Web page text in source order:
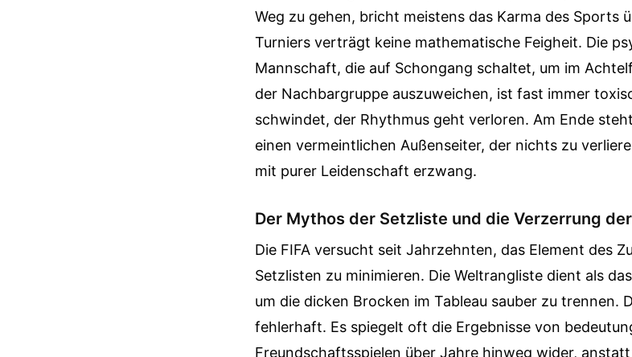
Weg zu gehen, bricht meistens das Karma des Sports
Turniers verträgt keine mathematische Feigheit. Die
Mannschaft, die auf Schongang schaltet, um im
der Nachbargruppe auszuweichen, ist fast immer
schwindet, der Rhythmus geht verloren. Am Ende
einen vermeintlichen Außenseiter, der nichts zu
mit purer Leidenschaft erzwang.
Der Mythos der Setzliste und die Verzerrung
Die FIFA versucht seit Jahrzehnten, das Element des
Setzlisten zu minimieren. Die Weltrangliste dient als
um die dicken Brocken im Tableau sauber zu trennen.
fehlerhaft. Es spiegelt oft die Ergebnisse von
Freundschaftsspielen über Jahre hinweg wider,